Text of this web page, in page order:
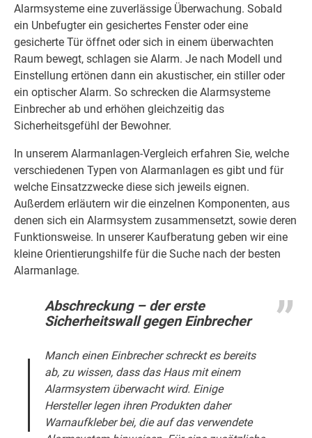
Alarmsysteme eine zuverlässige Überwachung. Sobald
ein Unbefugter ein gesichertes Fenster oder eine
gesicherte Tür öffnet oder sich in einem überwachten
Raum bewegt, schlagen sie Alarm. Je nach Modell und
Einstellung ertönen dann ein akustischer, ein stiller oder
ein optischer Alarm. So schrecken die Alarmsysteme
Einbrecher ab und erhöhen gleichzeitig das
Sicherheitsgefühl der Bewohner.
In unserem Alarmanlagen-Vergleich erfahren Sie, welche
verschiedenen Typen von Alarmanlagen es gibt und für
welche Einsatzzwecke diese sich jeweils eignen.
Außerdem erläutern wir die einzelnen Komponenten, aus
denen sich ein Alarmsystem zusammensetzt, sowie deren
Funktionsweise. In unserer Kaufberatung geben wir eine
kleine Orientierungshilfe für die Suche nach der besten
Alarmanlage.
Abschreckung – der erste
Sicherheitswall gegen Einbrecher
Manch einen Einbrecher schreckt es bereits
ab, zu wissen, dass das Haus mit einem
Alarmsystem überwacht wird. Einige
Hersteller legen ihren Produkten daher
Warnaufkleber bei, die auf das verwendete